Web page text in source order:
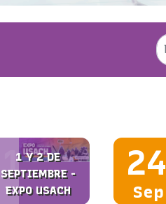
1 Y 2 DE
SEPTIEMBRE -
EXPO USACH
01 24
Sep